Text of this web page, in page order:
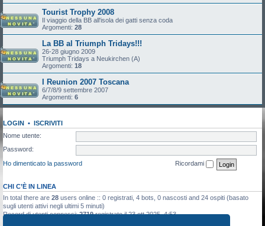
Tourist Trophy 2008
Il viaggio della BB all'isola dei gatti senza coda
Argomenti: 28
La BB al Triumph Tridays!!!
26-28 giugno 2009
Triumph Tridays a Neukirchen (A)
Argomenti: 18
I Reunion 2007 Toscana
6/7/8/9 settembre 2007
Argomenti: 6
LOGIN • ISCRIVITI
Nome utente:
Password:
Ho dimenticato la password
Ricordami
CHI C’È IN LINEA
In total there are 28 users online :: 0 registrati, 4 bots, 0 nascosti and 24 ospiti (basato
sugli utenti attivi negli ultimi 5 minuti)
Record di utenti connessi:2719registrato il 23 ott 2025, 4:53